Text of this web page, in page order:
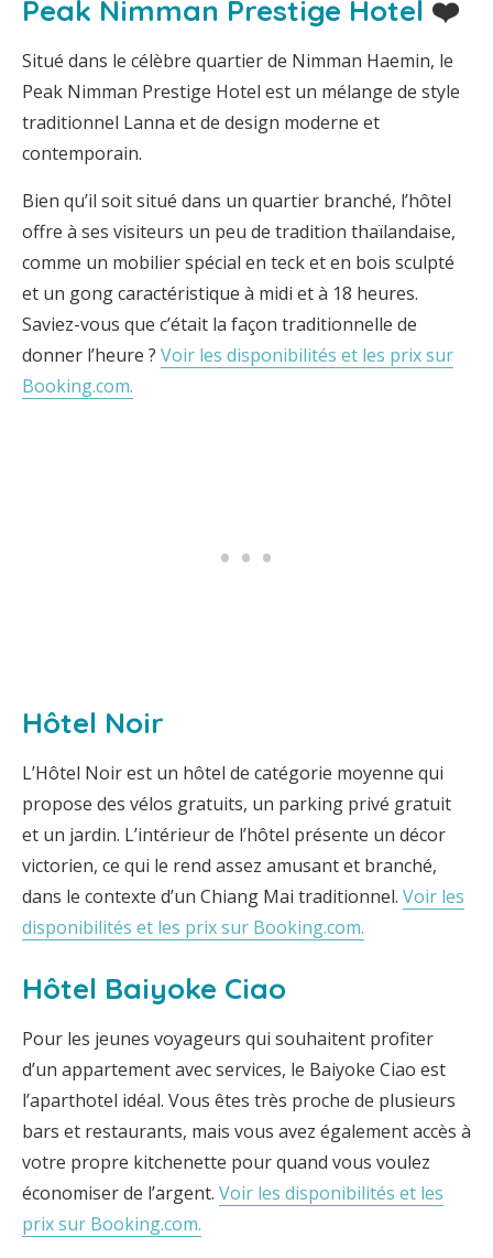
Peak Nimman Prestige Hotel ❤️
Situé dans le célèbre quartier de Nimman Haemin, le
Peak Nimman Prestige Hotel est un mélange de style
traditionnel Lanna et de design moderne et
contemporain.
Bien qu’il soit situé dans un quartier branché, l’hôtel
offre à ses visiteurs un peu de tradition thaïlandaise,
comme un mobilier spécial en teck et en bois sculpté
et un gong caractéristique à midi et à 18 heures.
Saviez-vous que c’était la façon traditionnelle de
donner l’heure ? Voir les disponibilités et les prix sur
Booking.com.
Hôtel Noir
L’Hôtel Noir est un hôtel de catégorie moyenne qui
propose des vélos gratuits, un parking privé gratuit
et un jardin. L’intérieur de l’hôtel présente un décor
victorien, ce qui le rend assez amusant et branché,
dans le contexte d’un Chiang Mai traditionnel. Voir les
disponibilités et les prix sur Booking.com.
Hôtel Baiyoke Ciao
Pour les jeunes voyageurs qui souhaitent profiter
d’un appartement avec services, le Baiyoke Ciao est
l’aparthotel idéal. Vous êtes très proche de plusieurs
bars et restaurants, mais vous avez également accès à
votre propre kitchenette pour quand vous voulez
économiser de l’argent. Voir les disponibilités et les
prix sur Booking.com.